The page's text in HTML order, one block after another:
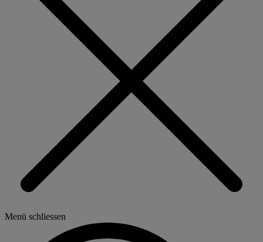
Menü schliessen